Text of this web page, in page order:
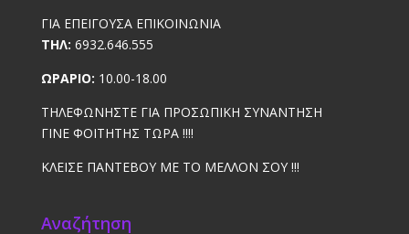
ΓΙΑ ΕΠΕΙΓΟΥΣΑ ΕΠΙΚΟΙΝΩΝΙΑ
ΤΗΛ: 6932.646.555
ΩΡΑΡΙΟ: 10.00-18.00
ΤΗΛΕΦΩΝΗΣΤΕ ΓΙΑ ΠΡΟΣΩΠΙΚΗ ΣΥΝΑΝΤΗΣΗ
ΓΙΝΕ ΦΟΙΤΗΤΗΣ ΤΩΡΑ !!!!
ΚΛΕΙΣΕ ΠΑΝΤΕΒΟΥ ΜΕ ΤΟ ΜΕΛΛΟΝ ΣΟΥ !!!
Αναζήτηση